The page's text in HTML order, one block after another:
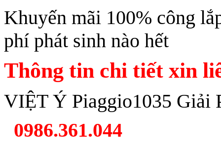
Khuyến mãi 100% công
phí phát sinh nào hết
Thông tin chi tiết xin
VIỆT Ý Piaggio1035 Giải
0986.361.044